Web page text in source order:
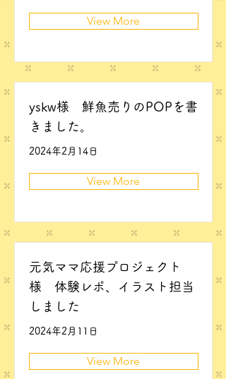
View More
yskw様 鮮魚売りのPOPを書
きました。
2024年2月14日
View More
元気ママ応援プロジェクト
様 体験レポ、イラスト担当
しました
2024年2月11日
View More